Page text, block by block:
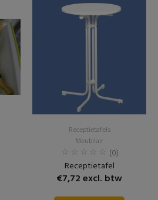
Receptietafels
Meubilair
(0)
Receptietafel
€7,72 excl. btw